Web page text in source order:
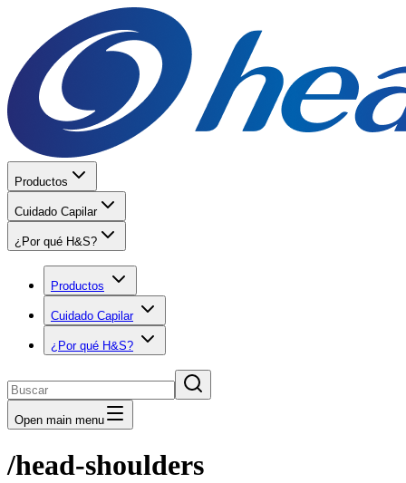
Productos
Cuidado Capilar
¿Por qué H&S?
Productos
Cuidado Capilar
¿Por qué H&S?
Open main menu
/head-shoulders